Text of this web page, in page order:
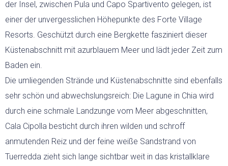
der Insel, zwischen Pula und Capo Spartivento gelegen, ist
einer der unvergesslichen Höhepunkte des Forte Village
Resorts. Geschützt durch eine Bergkette fasziniert dieser
Küstenabschnitt mit azurblauem Meer und lädt jeder Zeit zum
Baden ein.
Die umliegenden Strände und Küstenabschnitte sind ebenfalls
sehr schön und abwechslungsreich: Die Lagune in Chia wird
durch eine schmale Landzunge vom Meer abgeschnitten,
Cala Cipolla besticht durch ihren wilden und schroff
anmutenden Reiz und der feine weiße Sandstrand von
Tuerredda zieht sich lange sichtbar weit in das kristallklare